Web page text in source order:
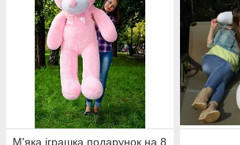
М'яка іграшка подарунок на 8